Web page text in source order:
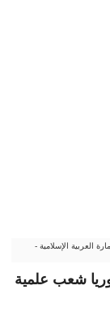
العربية الإسلامية -
شعب علمية